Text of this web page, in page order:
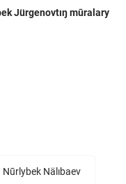
Jürgenovtıŋ mūralary
Nūrlybek Nälıbaev